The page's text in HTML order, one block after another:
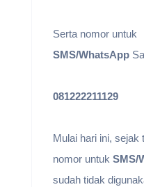
Serta nomor untuk
SMS/WhatsApp
081222211129
Mulai hari ini, sejak
nomor untuk SMS/
sudah tidak